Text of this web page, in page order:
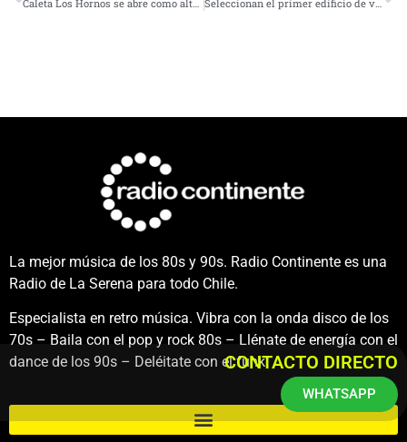
Caleta Los Hornos se abre como alternativa turística en Fiestas Patrias Seleccionan el primer edificio de vivienda pública en arriendo del país en Coquimbo
La mejor música de los 80s y 90s. Radio Continente es una
Radio de La Serena para todo Chile.
Especialista en retro música. Vibra con la onda disco de los
70s – Baila con el pop y rock 80s – Llénate de energía con el
dance de los 90s – Deléitate con el funk.CONTACTO DIRECTO
WHATSAPP